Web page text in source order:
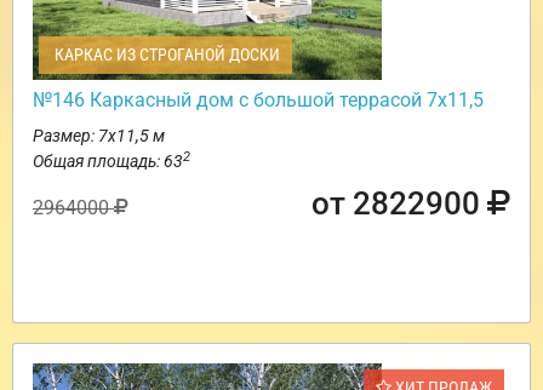
КАРКАС ИЗ СТРОГАНОЙ ДОСКИ
№146 Каркасный дом с большой террасой 7х11,5
Размер: 7х11,5 м
Общая площадь: 632
2964000 от 2822900